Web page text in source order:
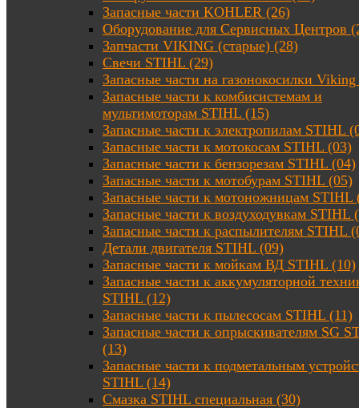
Запасные части KOHLER (26)
Оборудование для Сервисных Центров
Запчасти VIKING (старые) (28)
Свечи STIHL (29)
Запасные части на газонокосилки
Запасные части к комбисистемам и
мультимоторам STIHL (15)
Запасные части к электропилам STIHL
Запасные части к мотокосам STIHL (03)
Запасные части к бензорезам STIHL (04)
Запасные части к мотобурам STIHL (05)
Запасные части к мотоножницам STIHL
Запасные части к воздуходувкам STIHL
Запасные части к распылителям STIHL
Детали двигателя STIHL (09)
Запасные части к мойкам ВД STIHL (10)
Запасные части к аккумуляторной
STIHL (12)
Запасные части к пылесосам STIHL (11)
Запасные части к опрыскивателям SG
(13)
Запасные части к подметальным
STIHL (14)
Смазка STIHL специальная (30)